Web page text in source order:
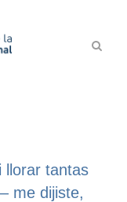
llorar tan­tas
me dijiste,